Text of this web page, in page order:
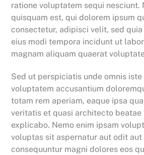
ratione voluptatem sequi nesciunt.
quisquam est, qui dolorem ipsum
consectetur, adipisci velit, sed quia
eius modi tempora incidunt ut
magnam aliquam quaerat
Sed ut perspiciatis unde omnis
voluptatem accusantium
totam rem aperiam, eaque ipsa
veritatis et quasi architecto
explicabo. Nemo enim ipsam
voluptas sit aspernatur aut odit
consequuntur magni dolores eos